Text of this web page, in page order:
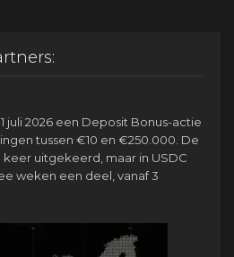
juli 2026 een Deposit Bonus-actie
tussen €10 en €250.000. De
uitgekeerd, maar in USDC
weken een deel, vanaf 3